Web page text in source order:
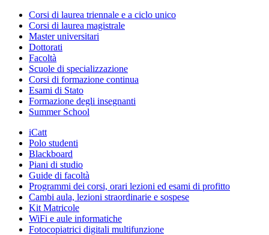
Corsi di laurea triennale e a ciclo unico
Corsi di laurea magistrale
Master universitari
Dottorati
Facoltà
Scuole di specializzazione
Corsi di formazione continua
Esami di Stato
Formazione degli insegnanti
Summer School
iCatt
Polo studenti
Blackboard
Piani di studio
Guide di facoltà
Programmi dei corsi, orari lezioni ed esami di profitto
Cambi aula, lezioni straordinarie e sospese
Kit Matricole
WiFi e aule informatiche
Fotocopiatrici digitali multifunzione